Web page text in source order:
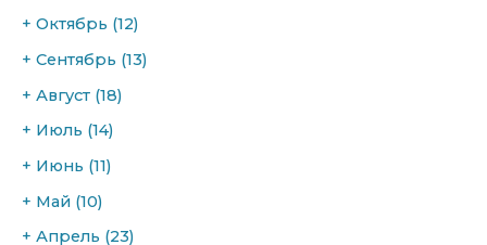
+ Октябрь (12)
+ Сентябрь (13)
+ Август (18)
+ Июль (14)
+ Июнь (11)
+ Май (10)
+ Апрель (23)